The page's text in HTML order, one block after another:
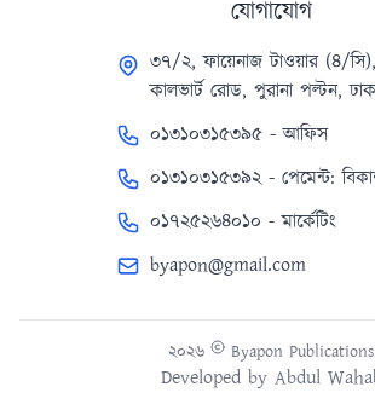
যোগাযোগ
৩৭/২, ফায়েনাজ টাওয়ার (৪/
কালভার্ট রোড, পুরানা পল্টন,
০১৩১০৩১৫৩৯৫ - আফিস
০১৩১০৩১৫৩৯২ - পেমেন্ট:
০১৭২৫২৬৪০১০ - মার্কেটিং
byapon@gmail.com
২০২৬ Byapon Publications
Developed by Abdul